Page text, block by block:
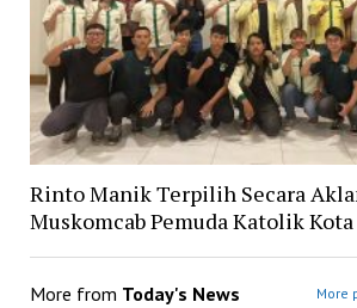
Rinto Manik Terpilih Secara
Muskomcab Pemuda Katolik
More from Today's News More